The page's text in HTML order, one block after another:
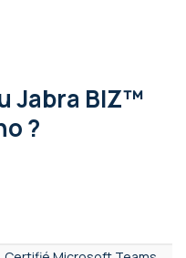
Jabra BIZ™
?